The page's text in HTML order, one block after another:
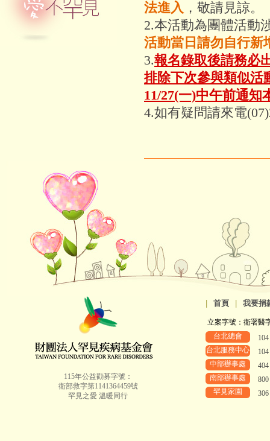
法進入 ，敬請見諒。
2.本活動為團體活動
活動當日請勿自行新
3.報名錄取後請務必
排除下次參與類似活
11/27(一)中午前通知
4.如有疑問請來電
115年公益勸募字號：
衛部救字第1141364459號
罕見之愛 溫暖同行
首頁 我要捐
立案字號：衛署醫
台北總會
台北服務中心
中部辦事處
南部辦事處
罕見家園